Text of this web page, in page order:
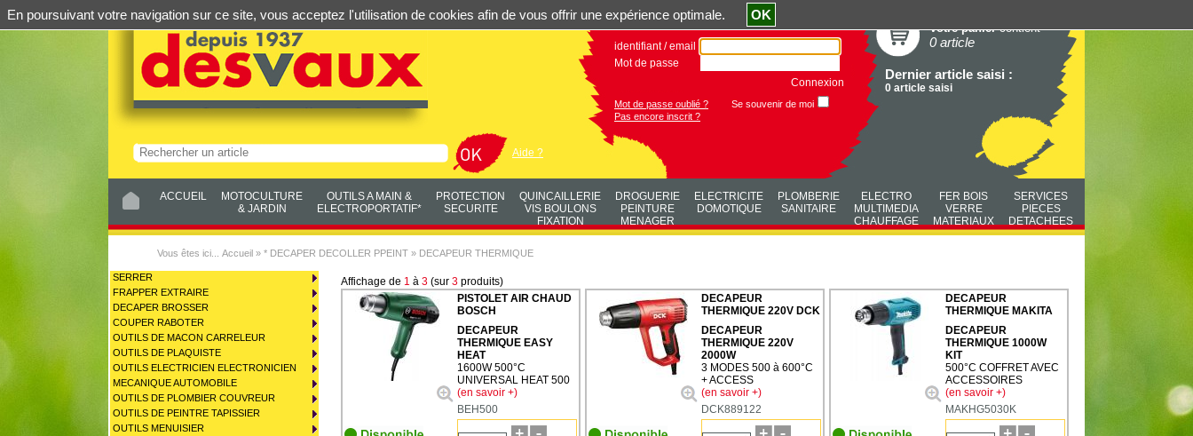
Aide ?
identifiant / email
Mot de passe
Connexion
Mot de passe oublié ?
Se souvenir de moi
Pas encore inscrit ?
Votre paniercontient
0 article
Dernier article saisi :
0 article saisi
ACCUEIL
MOTOCULTURE
& JARDIN
OUTILS A MAIN &
ELECTROPORTATIF*
PROTECTION
SECURITE
QUINCAILLERIE
VIS BOULONS
FIXATION
DROGUERIE
PEINTURE
MENAGER
ELECTRICITE
DOMOTIQUE
PLOMBERIE
SANITAIRE
ELECTRO
MULTIMEDIA
CHAUFFAGE
FER BOIS
VERRE
MATERIAUX
SERVICES
PIECES
DETACHEES
Vous êtes ici... Accueil » * DECAPER DECOLLER PPEINT » DECAPEUR THERMIQUE
Affichage de 1 à 3 (sur 3 produits)
PISTOLET AIR CHAUD
BOSCH
DECAPEUR
THERMIQUE EASY
HEAT
1600W 500°C
UNIVERSAL HEAT 500
(en savoir +)
BEH500
DECAPEUR
THERMIQUE 220V DCK
DECAPEUR
THERMIQUE 220V
2000W
3 MODES 500 à 600°C
+ ACCESS
(en savoir +)
DCK889122
DECAPEUR
THERMIQUE MAKITA
DECAPEUR
THERMIQUE 1000W
KIT
500°C COFFRET AVEC
ACCESSOIRES
(en savoir +)
MAKHG5030K
En poursuivant votre navigation sur ce site, vous acceptez l'utilisation de cookies afin de vous offrir une expérience optimale. OK
SERRER
FRAPPER EXTRAIRE
DECAPER BROSSER
COUPER RABOTER
OUTILS DE MACON CARRELEUR
OUTILS DE PLAQUISTE
OUTILS ELECTRICIEN ELECTRONICIEN
MECANIQUE AUTOMOBILE
OUTILS DE PLOMBIER COUVREUR
OUTILS DE PEINTRE TAPISSIER
OUTILS MENUISIER